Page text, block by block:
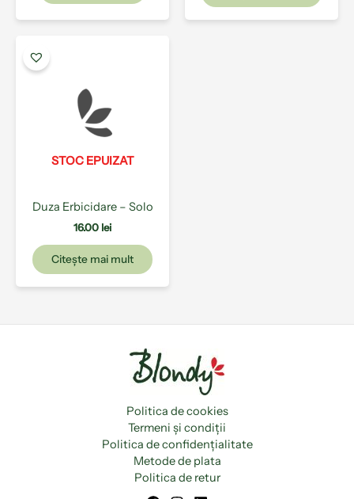
STOC EPUIZAT
Duza Erbicidare – Solo
16.00 lei
Citește mai mult
Politica de cookies
Termeni și condiții
Politica de confidențialitate
Metode de plata
Politica de retur